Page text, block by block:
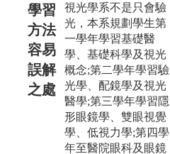
學習
方法
容易
誤解
之處
視光學系不是只會驗
光，本系規劃學生第
一學年學習基礎醫
學、基礎科學及視光
概念;第二學年學習驗
光學、配鏡學及視光
醫學;第三學年學習隱
形眼鏡學、雙眼視覺
學、低視力學;第四學
年至醫院眼科及眼鏡